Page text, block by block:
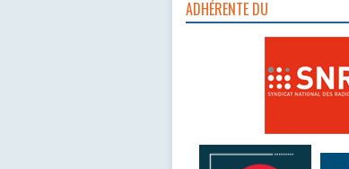
ADHÉRENTE DU